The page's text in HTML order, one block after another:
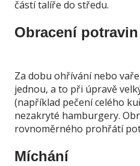
částí talíře do středu.
Obracení potravin
Za dobu ohřívání nebo
jednou, a to při úpravě
(například pečení celého
nezakryté hamburgery.
rovnoměrného prohřátí
Míchání